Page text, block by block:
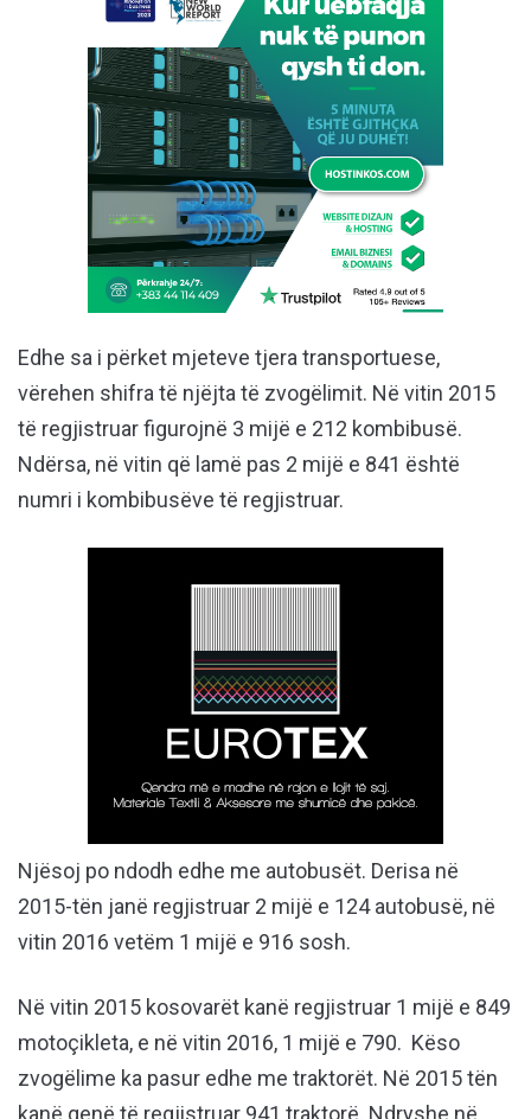
Edhe sa i përket mjeteve tjera transportuese,
vërehen shifra të njëjta të zvogëlimit. Në vitin 2015
të regjistruar figurojnë 3 mijë e 212 kombibusë.
Ndërsa, në vitin që lamë pas 2 mijë e 841 është
numri i kombibusëve të regjistruar.
Njësoj po ndodh edhe me autobusët. Derisa në
2015-tën janë regjistruar 2 mijë e 124 autobusë, në
vitin 2016 vetëm 1 mijë e 916 sosh.
Në vitin 2015 kosovarët kanë regjistruar 1 mijë e 849
motoçikleta, e në vitin 2016, 1 mijë e 790. Këso
zvogëlime ka pasur edhe me traktorët. Në 2015 tën